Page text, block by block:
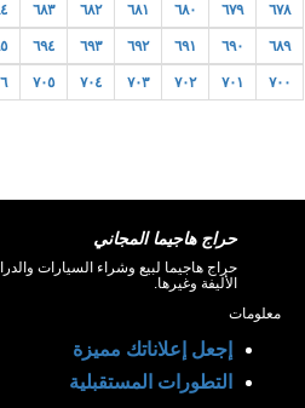
٦٧٨ ٦٧٩ ٦٨٠ ٦٨١ ٦٨٢ ٦٨٣
٦٨٩ ٦٩٠ ٦٩١ ٦٩٢ ٦٩٣ ٦٩٤
٧٠٠ ٧٠١ ٧٠٢ ٧٠٣ ٧٠٤ ٧٠٥
حراج هاجيما المجاني
حراج هاجيما لبيع وشراء السيارات
الأليفة وغيرها.
معلومات
إجعل إعلاناتك مميزة
التطورات المستقبلية